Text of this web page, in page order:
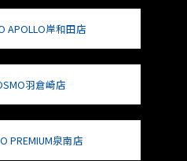
APOLLO岸和田店
羽倉崎店
PREMIUM泉南店